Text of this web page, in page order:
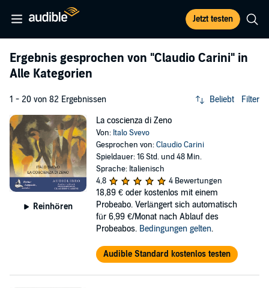
Jetzt testen
Ergebnis gesprochen von "Claudio Carini" in
Alle Kategorien
1 - 20 von 82 Ergebnissen Beliebt Filter
Reinhören
La coscienza di Zeno
Von: Italo Svevo
Gesprochen von:Claudio Carini
Spieldauer: 16 Std. und 48 Min.
Sprache: Italienisch
4,8
4 Bewertungen
18,89 € oder kostenlos mit einem
Probeabo. Verlängert sich automatisch
für 6,99 €/Monat nach Ablauf des
Probeabos. Bedingungen gelten.
Audible Standard kostenlos testen